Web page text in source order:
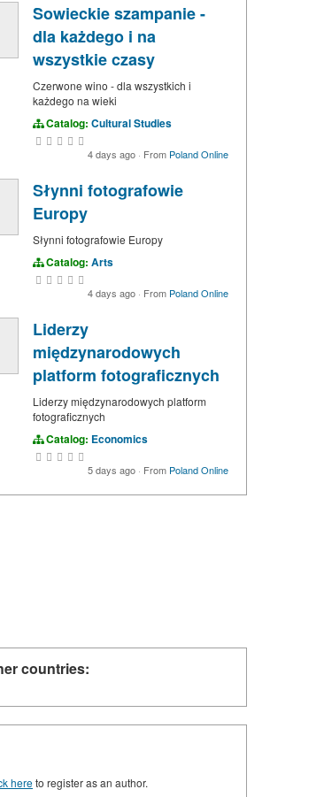
Sowieckie szampanie -
dla każdego i na
wszystkie czasy
Czerwone wino - dla wszystkich i
każdego na wieki
Catalog: Cultural Studies
4 days ago · From Poland Online
Słynni fotografowie
Europy
Słynni fotografowie Europy
Catalog: Arts
4 days ago · From Poland Online
Liderzy
międzynarodowych
platform fotograficznych
Liderzy międzynarodowych platform
fotograficznych
Catalog: Economics
5 days ago · From Poland Online
countries:
hereto register as an author.